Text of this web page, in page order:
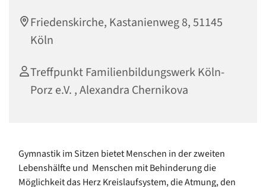
Friedenskirche, Kastanienweg 8, 51145
Köln
Treffpunkt Familienbildungswerk Köln-
Porz e.V. , Alexandra Chernikova
Gymnastik im Sitzen bietet Menschen in der zweiten
Lebenshälfte und Menschen mit Behinderung die
Möglichkeit das Herz Kreislaufsystem, die Atmung, den